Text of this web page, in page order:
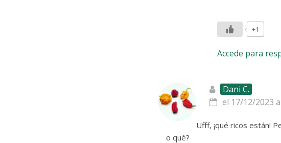
+1
Accede para
Dani C.
el 17/12/2023
Ufff, ¡qué ricos están!
o qué?